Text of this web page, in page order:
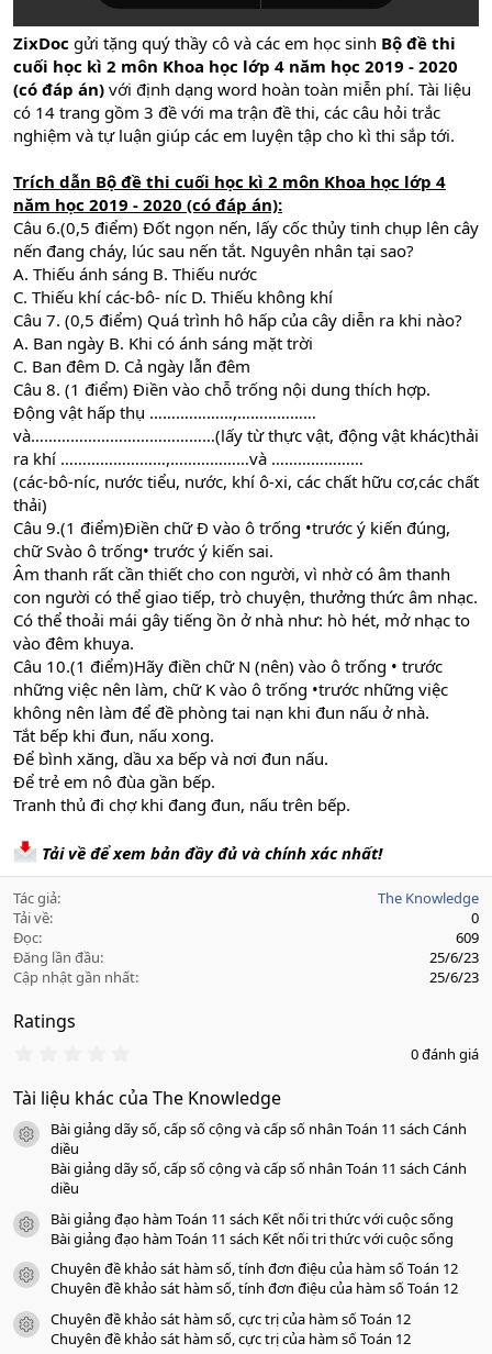
ZixDoc gửi tặng quý thầy cô và các em học sinh Bộ đề thi
cuối học kì 2 môn Khoa học lớp 4 năm học 2019 - 2020
(có đáp án) với định dạng word hoàn toàn miễn phí. Tài liệu
có 14 trang gồm 3 đề với ma trận đề thi, các câu hỏi trắc
nghiệm và tự luận giúp các em luyện tập cho kì thi sắp tới.
Trích dẫn Bộ đề thi cuối học kì 2 môn Khoa học lớp 4
năm học 2019 - 2020 (có đáp án):
Câu 6.(0,5 điểm) Đốt ngọn nến, lấy cốc thủy tinh chụp lên cây
nến đang cháy, lúc sau nến tắt. Nguyên nhân tại sao?
A. Thiếu ánh sáng B. Thiếu nước
C. Thiếu khí các-bô- níc D. Thiếu không khí
Câu 7. (0,5 điểm) Quá trình hô hấp của cây diễn ra khi nào?
A. Ban ngày B. Khi có ánh sáng mặt trời
C. Ban đêm D. Cả ngày lẫn đêm
Câu 8. (1 điểm) Điền vào chỗ trống nội dung thích hợp.
Động vật hấp thụ …….…………,………………
và……………………………………(lấy từ thực vật, động vật khác)thải
ra khí ……………………,………………và …………………
(các-bô-níc, nước tiểu, nước, khí ô-xi, các chất hữu cơ,các chất
thải)
Câu 9.(1 điểm)Điền chữ Đ vào ô trống •trước ý kiến đúng,
chữ Svào ô trống• trước ý kiến sai.
Âm thanh rất cần thiết cho con người, vì nhờ có âm thanh
con người có thể giao tiếp, trò chuyện, thưởng thức âm nhạc.
Có thể thoải mái gây tiếng ồn ở nhà như: hò hét, mở nhạc to
vào đêm khuya.
Câu 10.(1 điểm)Hãy điền chữ N (nên) vào ô trống • trước
những việc nên làm, chữ K vào ô trống •trước những việc
không nên làm để đề phòng tai nạn khi đun nấu ở nhà.
Tắt bếp khi đun, nấu xong.
Để bình xăng, dầu xa bếp và nơi đun nấu.
Để trẻ em nô đùa gần bếp.
Tranh thủ đi chợ khi đang đun, nấu trên bếp.
Tải về để xem bản đầy đủ và chính xác nhất!
Tác giả
The Knowledge
Tải về
0
Đọc
609
Đăng lần đầu
25/6/23
Cập nhật gần nhất
25/6/23
Ratings
0
0
a
0 đánh giá
Tài liệu khác của The Knowledge
icon tài liệu
Bài giảng dãy số, cấp số cộng và cấp số nhân Toán 11 sách Cánh
diều
Bài giảng dãy số, cấp số cộng và cấp số nhân Toán 11 sách Cánh
diều
icon tài liệu
Bài giảng đạo hàm Toán 11 sách Kết nối tri thức với cuộc sống
Bài giảng đạo hàm Toán 11 sách Kết nối tri thức với cuộc sống
icon tài liệu
Chuyên đề khảo sát hàm số, tính đơn điệu của hàm số Toán 12
Chuyên đề khảo sát hàm số, tính đơn điệu của hàm số Toán 12
icon tài liệu
Chuyên đề khảo sát hàm số, cực trị của hàm số Toán 12
Chuyên đề khảo sát hàm số, cực trị của hàm số Toán 12